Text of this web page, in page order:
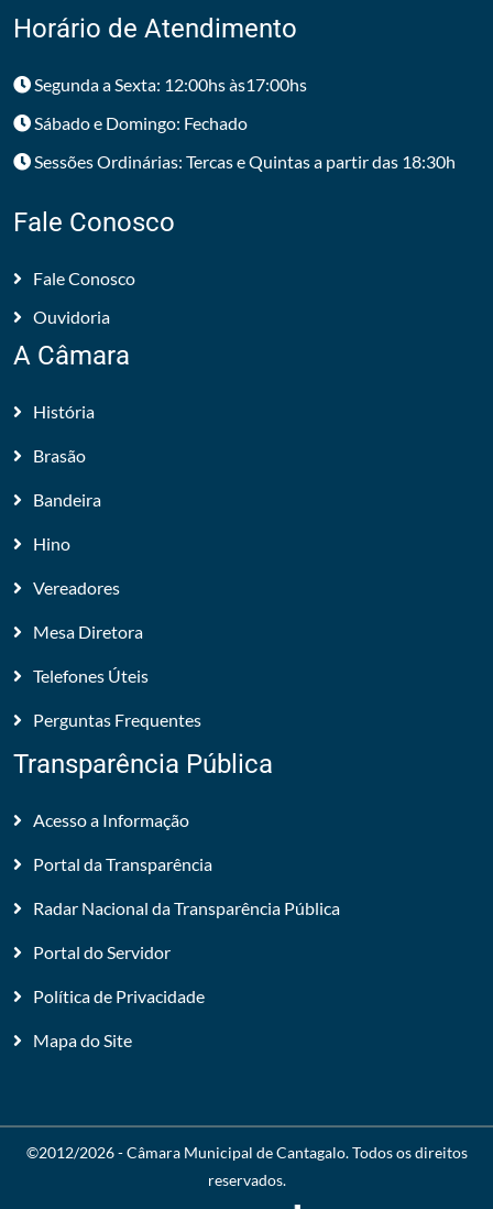
Horário de Atendimento
Segunda a Sexta: 12:00hs às17:00hs
Sábado e Domingo: Fechado
Sessões Ordinárias: Tercas e Quintas a partir das 18:30h
Fale Conosco
Fale Conosco
Ouvidoria
A Câmara
História
Brasão
Bandeira
Hino
Vereadores
Mesa Diretora
Telefones Úteis
Perguntas Frequentes
Transparência Pública
Acesso a Informação
Portal da Transparência
Radar Nacional da Transparência Pública
Portal do Servidor
Política de Privacidade
Mapa do Site
©2012/2026 -Câmara Municipal de Cantagalo. Todos os direitos
reservados.